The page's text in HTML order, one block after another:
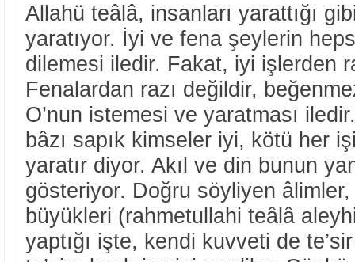
Allahü teâlâ, insanları yarattığı
yaratıyor. İyi ve fena şeylerin
dilemesi iledir. Fakat, iyi işlerden
Fenalardan razı değildir,
O’nun istemesi ve yaratması
bâzı sapık kimseler iyi, kötü her
yaratır diyor. Akıl ve din bunun
gösteriyor. Doğru söyliyen
büyükleri (rahmetullahi teâlâ
yaptığı işte, kendi kuvveti de